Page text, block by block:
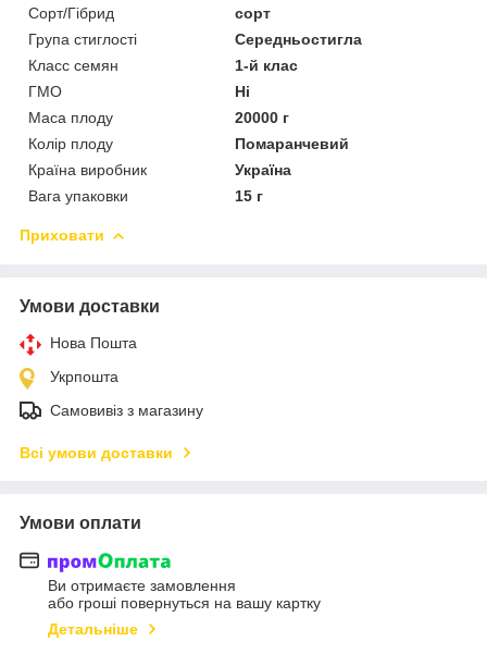
Сорт/Гібрид
сорт
Група стиглості
Середньостигла
Класс семян
1-й клас
ГМО
Ні
Маса плоду
20000 г
Колір плоду
Помаранчевий
Країна виробник
Україна
Вага упаковки
15 г
Приховати
Умови доставки
Нова Пошта
Укрпошта
Самовивіз з магазину
Всі умови доставки
Умови оплати
Ви отримаєте замовлення
або гроші повернуться на вашу картку
Детальніше